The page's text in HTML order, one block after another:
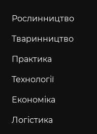
Рослинництво
Тваринництво
Практика
Технології
Економіка
Логістика